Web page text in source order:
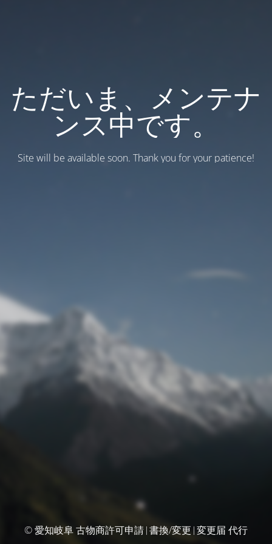
ただいま、メンテナ
ンス中です。
Site will be available soon. Thank you for your patience!
© 愛知岐阜 古物商許可申請|書換/変更|変更届 代行